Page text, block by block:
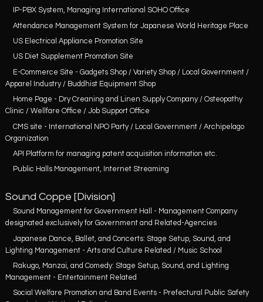
IP-PBX System, Managing International SOHO Office
Attendance Management System for Japanese World Heritage Place
US Electrical Appliance Promotion Site
US Diet Supplement Promotion Site
E-Commerce Site - Gadgets Shop / Variety Shop / Local Government /
Apparel Industry / Buddhist Equipment Shop
Home Page - Dry Creaning and Linen Supply Company / Osteopathy
Clinic / Wellfare Office / Job Support Office
CMS site - International NPO Party / Local Government / Archipelago
Organization
API Platform for managing patent acquisition information etc.
Public Halls Management, Internet Streaming
Sound Coppe [Division]
Sound Management for Government Hall - Management Company
designated exclusively for Government and Related-Agencies
Japanese Dance, Ballet, and Concerts: Stage Setup, Sound, and
Lighting Management - Arts and Culture Related / Music School
Rakugo, Manzai, and Comedy: Stage Setup, Sound, and Lighting
Management - Entertainment Related
Social Welfare Promotion and Band Events - Prefectural Public Safety